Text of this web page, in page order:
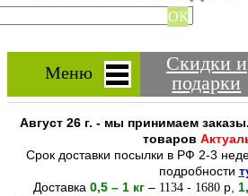
ОК
Меню
Скидки и
подарки
Август 26 г. - мы принимаем
товаров
Срок доставки посылки в РФ 2-3
подробности
Доставка 0,5 – 1 кг – 1134 - 1680 р